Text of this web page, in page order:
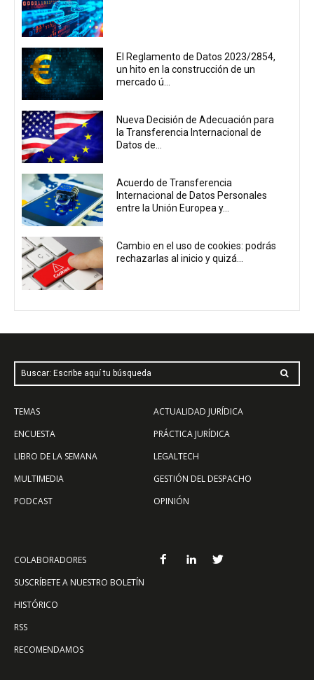
El Reglamento de Datos 2023/2854,
un hito en la construcción de un
mercado ú...
Nueva Decisión de Adecuación para
la Transferencia Internacional de
Datos de...
Acuerdo de Transferencia
Internacional de Datos Personales
entre la Unión Europea y...
Cambio en el uso de cookies: podrás
rechazarlas al inicio y quizá...
Buscar: Escribe aquí tu búsqueda
TEMAS
ENCUESTA
LIBRO DE LA SEMANA
MULTIMEDIA
PODCAST
ACTUALIDAD JURÍDICA
PRÁCTICA JURÍDICA
LEGALTECH
GESTIÓN DEL DESPACHO
OPINIÓN
COLABORADORES
SUSCRÍBETE A NUESTRO BOLETÍN
HISTÓRICO
RSS
RECOMENDAMOS